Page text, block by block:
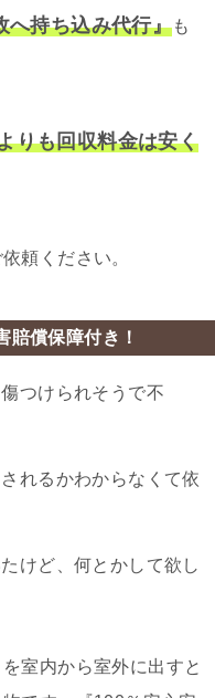
へ持ち込み代行』も
りも回収料金は安く
頼ください。
賠償保障付き！
つけられそうで不
れるかわからなくて依
けど、何とかして欲し
室内から室外に出すと